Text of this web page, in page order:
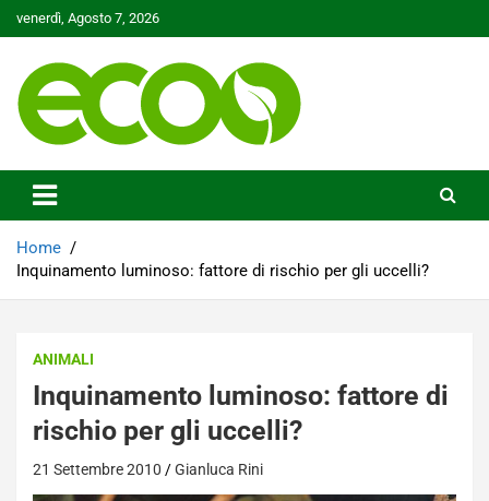
to
venerdì, Agosto 7, 2026
Ecoo.it
Home
Inquinamento luminoso: fattore di rischio per gli uccelli?
ANIMALI
Inquinamento luminoso: fattore di
rischio per gli uccelli?
21 Settembre 2010 Gianluca Rini